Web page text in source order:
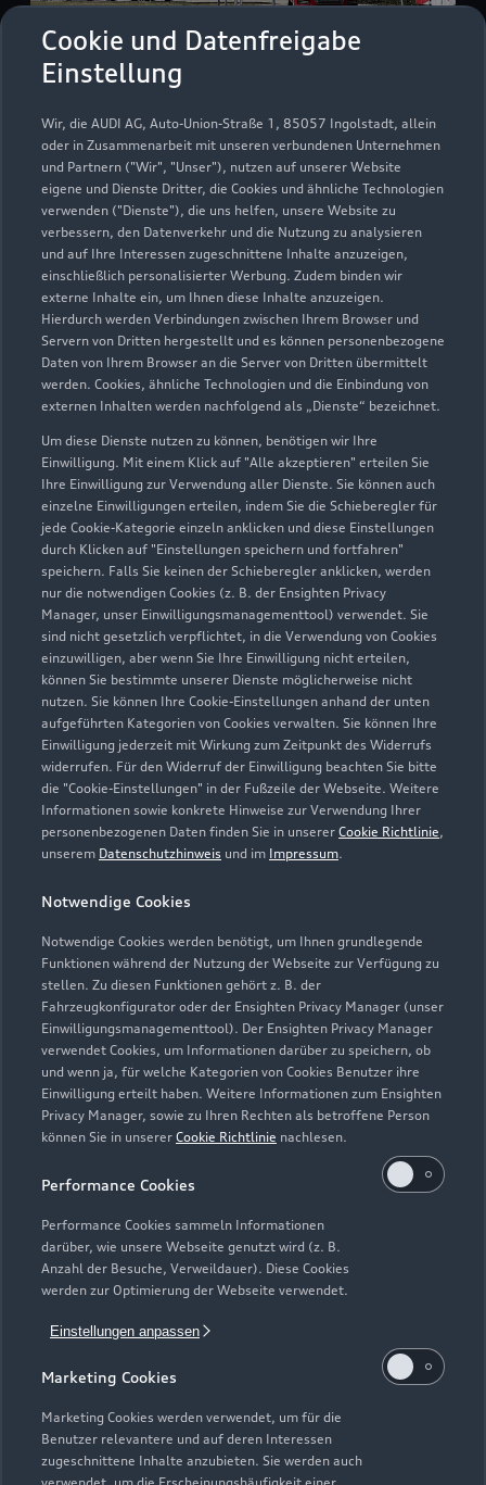
Cookie und Datenfreigabe
Einstellung
Wir, die AUDI AG, Auto-Union-Straße 1, 85057 Ingolstadt, allein
oder in Zusammenarbeit mit unseren verbundenen Unternehmen
und Partnern ("Wir", "Unser"), nutzen auf unserer Website
eigene und Dienste Dritter, die Cookies und ähnliche Technologien
verwenden ("Dienste"), die uns helfen, unsere Website zu
verbessern, den Datenverkehr und die Nutzung zu analysieren
und auf Ihre Interessen zugeschnittene Inhalte anzuzeigen,
einschließlich personalisierter Werbung. Zudem binden wir
externe Inhalte ein, um Ihnen diese Inhalte anzuzeigen.
Hierdurch werden Verbindungen zwischen Ihrem Browser und
Servern von Dritten hergestellt und es können personenbezogene
Daten von Ihrem Browser an die Server von Dritten übermittelt
werden. Cookies, ähnliche Technologien und die Einbindung von
externen Inhalten werden nachfolgend als „Dienste“ bezeichnet.
Um diese Dienste nutzen zu können, benötigen wir Ihre
Einwilligung. Mit einem Klick auf "Alle akzeptieren" erteilen Sie
Ihre Einwilligung zur Verwendung aller Dienste. Sie können auch
einzelne Einwilligungen erteilen, indem Sie die Schieberegler für
jede Cookie-Kategorie einzeln anklicken und diese Einstellungen
durch Klicken auf "Einstellungen speichern und fortfahren"
speichern. Falls Sie keinen der Schieberegler anklicken, werden
nur die notwendigen Cookies (z. B. der Ensighten Privacy
Manager, unser Einwilligungsmanagementtool) verwendet. Sie
sind nicht gesetzlich verpflichtet, in die Verwendung von Cookies
einzuwilligen, aber wenn Sie Ihre Einwilligung nicht erteilen,
können Sie bestimmte unserer Dienste möglicherweise nicht
nutzen. Sie können Ihre Cookie-Einstellungen anhand der unten
aufgeführten Kategorien von Cookies verwalten. Sie können Ihre
Einwilligung jederzeit mit Wirkung zum Zeitpunkt des Widerrufs
widerrufen. Für den Widerruf der Einwilligung beachten Sie bitte
die "Cookie-Einstellungen" in der Fußzeile der Webseite. Weitere
Informationen sowie konkrete Hinweise zur Verwendung Ihrer
personenbezogenen Daten finden Sie in unserer Cookie Richtlinie,
unserem Datenschutzhinweis und im Impressum.
Notwendige Cookies
Notwendige Cookies werden benötigt, um Ihnen grundlegende
Funktionen während der Nutzung der Webseite zur Verfügung zu
stellen. Zu diesen Funktionen gehört z. B. der
Fahrzeugkonfigurator oder der Ensighten Privacy Manager (unser
Einwilligungsmanagementtool). Der Ensighten Privacy Manager
verwendet Cookies, um Informationen darüber zu speichern, ob
und wenn ja, für welche Kategorien von Cookies Benutzer ihre
Einwilligung erteilt haben. Weitere Informationen zum Ensighten
Privacy Manager, sowie zu Ihren Rechten als betroffene Person
können Sie in unserer Cookie Richtlinie nachlesen.
Performance Cookies
Performance Cookies sammeln Informationen
darüber, wie unsere Webseite genutzt wird (z. B.
Anzahl der Besuche, Verweildauer). Diese Cookies
werden zur Optimierung der Webseite verwendet.
Einstellungen anpassen
Marketing Cookies
Marketing Cookies werden verwendet, um für die
Benutzer relevantere und auf deren Interessen
zugeschnittene Inhalte anzubieten. Sie werden auch
Husarenpark 20
04860 Torgau
03421 722450
audi.info@auditorgau.de
Kontaktdaten herunterladen
Öffnungszeiten
Verkauf
Geöffnet bis18:00
Service
Geöffnet bis18:00
Zurück nach oben
Modelle
Alle Modelle
Plug-in-Hybride
Kaufen & leasen
Neuwagensuche
Gebrauchtwagensuche
Gebrauchtwagen
Finanzierung
Aktionen & Angebote
Geschäftskunden
Service & Zubehör
Saisonale Angebote
Audi Services
Garantie
Audi digital services
myAudi
Support
Kundenservice
Händlersuche
Audi Code
Online-Terminvereinbarung
Servicekontakt
Bordbuch & Bedienungsanleitungen
Verträge kündigen
Über Audi
Unternehmen
Karriere
Presse & Media Center
Datenschutz
Audi erleben
© 2026 AUDI AG. Alle Rechte vorbehalten
Impressum Rechtliches
Hinweisgebersystem
Datenschutzinformation
Cookie-Einstellungen
Cookie-Richtlinie
Barrierefreiheit
EU Data Act
Versicherungsleistungen werden durch den Audi
VersicherungsService, Zweigniederlassung der Volkswagen
Versicherungsdienst GmbH, Gifhorner Str. 57, 38112